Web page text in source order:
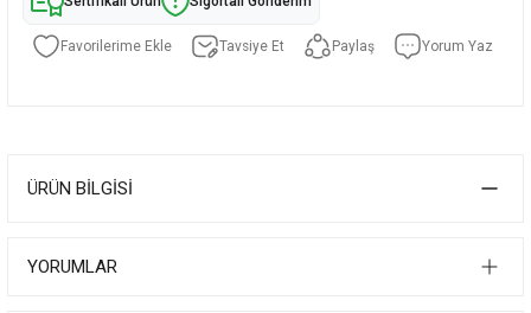
Tavsiye Et Paylaş Yorum Yaz
ÜRÜN BILGISI
YORUMLAR